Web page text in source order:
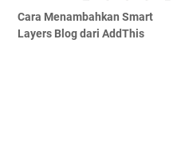
Cara Menambahkan Smart
Layers Blog dari AddThis